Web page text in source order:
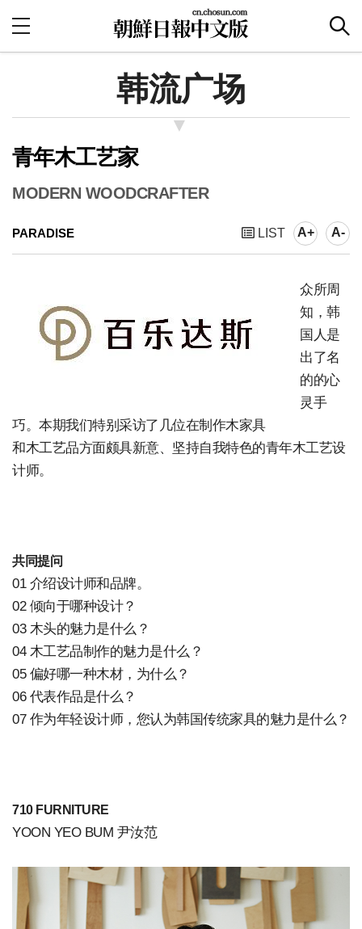
韩流广场
青年木工艺家
MODERN WOODCRAFTER
PARADISE LIST A+ A-
众所周
知，韩
国人是
出了名
的的心
灵手
巧。本期我们特别采访了几位在制作木家具
和木工艺品方面颇具新意、坚持自我特色的青年木工艺设
计师。
共同提问
01 介绍设计师和品牌。
02 倾向于哪种设计？
03 木头的魅力是什么？
04 木工艺品制作的魅力是什么？
05 偏好哪一种木材，为什么？
06 代表作品是什么？
07 作为年轻设计师，您认为韩国传统家具的魅力是什么？
710 FURNITURE
YOON YEO BUM 尹汝范